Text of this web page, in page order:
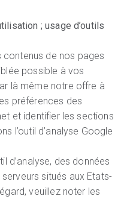
; usage d’outils
de nos pages
possible à vos
là même notre offre à
préférences des
et identifier les sections
l’outil d’analyse Google
d’analyse, des données
situés aux Etats-
veuillez noter les